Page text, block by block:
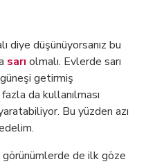
diye düşünüyorsanız bu
sarı olmalı. Evlerde sarı
getirmiş
da kullanılması
Bu yüzden azı
görünümlerde de ilk göze